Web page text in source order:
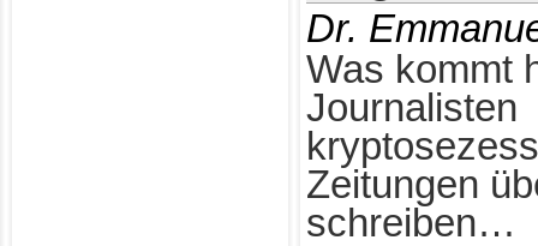
Dr.
Was kommt
Journalisten
Zeitungen
schreiben…